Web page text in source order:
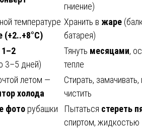
гниение)
температуре
(+2..+8°C)
Хранить в жаре
батарея)
1–2
3–5 дней)
Тянуть месяцами,
тепле
летом —
холода
Стирать, замачивать,
чистить
фото рубашки
Пытаться стереть
спиртом, жидкостью